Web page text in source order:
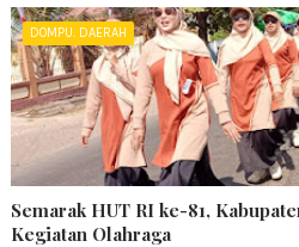
DOMPU. DAERAH
Semarak HUT RI ke-81,
Kegiatan Olahraga